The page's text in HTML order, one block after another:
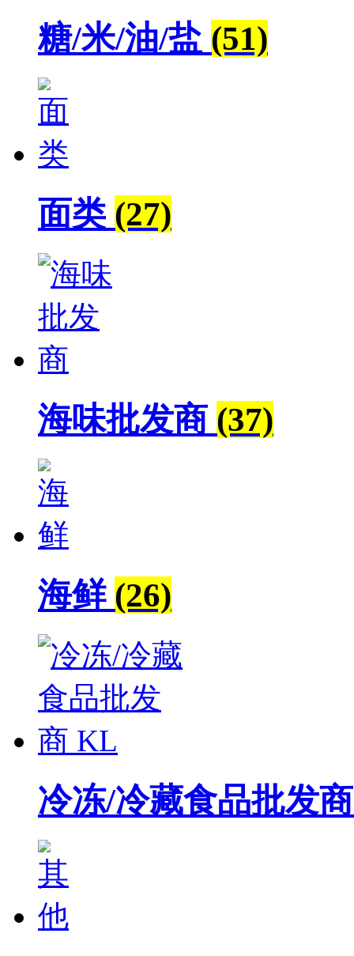
糖/米/油/盐 (51)
面类 (27)
海味批发商 (37)
海鲜 (26)
冷冻/冷藏食品批发